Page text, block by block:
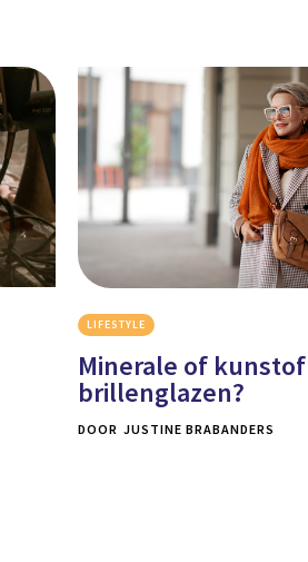
LIFESTYLE
Minerale of kunstof
brillenglazen?
DOOR JUSTINE BRABANDERS